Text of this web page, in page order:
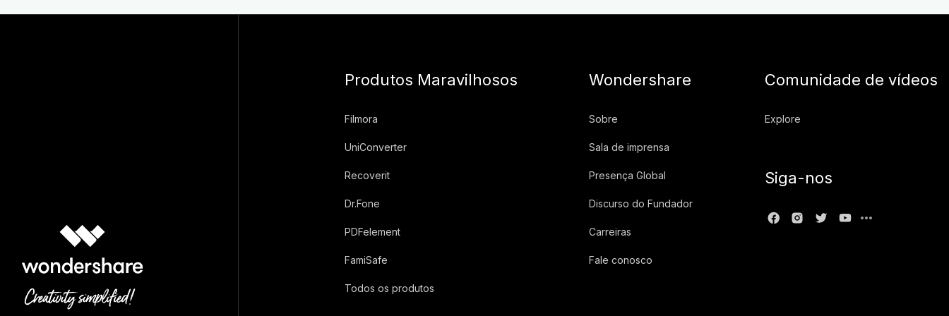
Produtos Maravilhosos
Filmora
UniConverter
Recoverit
Dr.Fone
PDFelement
FamiSafe
Todos os produtos
Wondershare
Sobre
Sala de imprensa
Presença Global
Discurso do Fundador
Carreiras
Fale conosco
Comunidade de vídeos
Explore
Siga-nos